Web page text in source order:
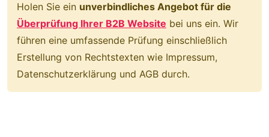
Holen Sie ein unverbindliches Angebot für die
Überprüfung Ihrer B2B Website bei uns ein. Wir
führen eine umfassende Prüfung einschließlich
Erstellung von Rechtstexten wie Impressum,
Datenschutzerklärung und AGB durch.